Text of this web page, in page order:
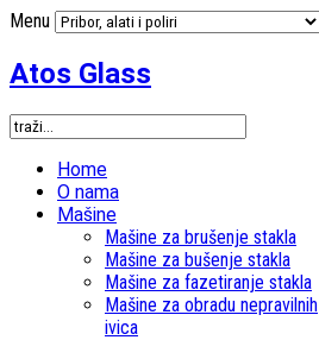
Menu
Atos Glass
Home
O nama
Mašine
Mašine za brušenje stakla
Mašine za bušenje stakla
Mašine za fazetiranje stakla
Mašine za obradu nepravilnih
ivica